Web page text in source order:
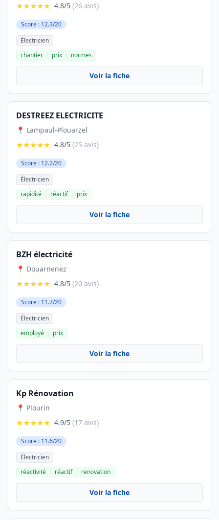
★★★★★ 4.8/5 (26 avis)
Score : 12.3/20
Électricien
chantier
prix normes
Voir la fiche
DESTREEZ ELECTRICITE
📍 Lampaul-Plouarzel
★★★★★ 4.8/5 (25 avis)
Score : 12.2/20
Électricien
rapidité
réactif prix
Voir la fiche
BZH électricité
📍 Douarnenez
★★★★★ 4.8/5 (20 avis)
Score : 11.7/20
Électricien
employé
prix
Voir la fiche
Kp Rénovation
📍 Plourin
★★★★★ 4.9/5 (17 avis)
Score : 11.6/20
Électricien
réactivité
réactif renovation
Voir la fiche